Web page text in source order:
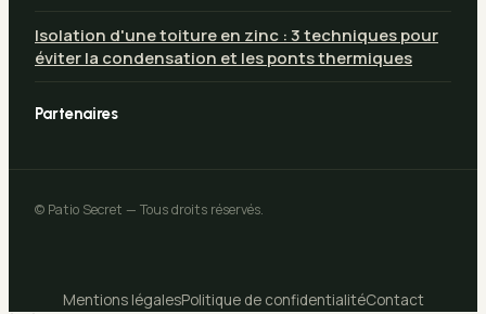
Isolation d'une toiture en zinc : 3 techniques pour
éviter la condensation et les ponts thermiques
Partenaires
© Patio Secret — Tous droits réservés.
Mentions légalesPolitique de confidentialitéContact